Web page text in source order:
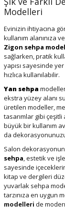
Modelleri
Evinizin ihtiyacına
kullanım alanınıza
Zigon sehpa
sağlarken, pratik
yapısı sayesinde
hızlıca kullanılabilir.
Yan sehpa
ekstra yüzey alanı
üretilen modeller,
tasarımlar gibi
büyük bir kullanım
da
Salon
sehpa, estetik ve
sayesinde
kitap ve dergileri
yuvarlak sehpa
tarzınıza en uygun
modelleri de